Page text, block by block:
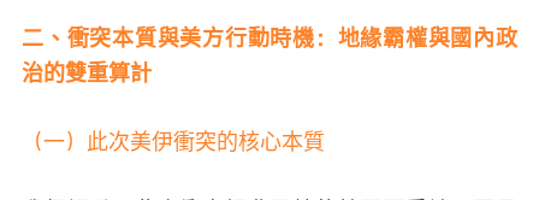
二、衝突本質與美方行動時機：地緣霸權與國內政
治的雙重算計
（一）此次美伊衝突的核心本質